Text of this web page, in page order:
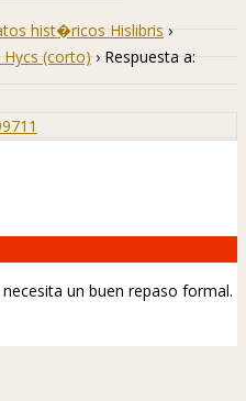
hist�ricos Hislibris ›
Hycs (corto) › Respuesta a:
un buen repaso formal.